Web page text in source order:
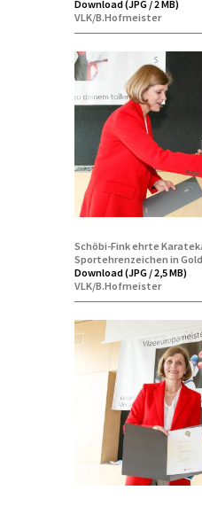
Download (JPG / 2 MB)
VLK/B.Hofmeister
Schöbi-Fink ehrte
Sportehrenzeichen in Gold
Download (JPG / 2,5 MB)
VLK/B.Hofmeister